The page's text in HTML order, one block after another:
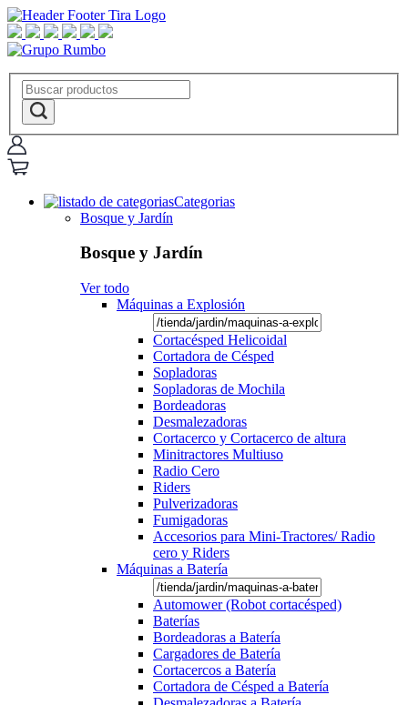
Categorias
Bosque y Jardín
Bosque y Jardín
Ver todo
Máquinas a Explosión
Cortacésped Helicoidal
Cortadora de Césped
Sopladoras
Sopladoras de Mochila
Bordeadoras
Desmalezadoras
Cortacerco y Cortacerco de altura
Minitractores Multiuso
Radio Cero
Riders
Pulverizadoras
Fumigadoras
Accesorios para Mini-Tractores/ Radio
cero y Riders
Máquinas a Batería
Automower (Robot cortacésped)
Baterías
Bordeadoras a Batería
Cargadores de Batería
Cortacercos a Batería
Cortadora de Césped a Batería